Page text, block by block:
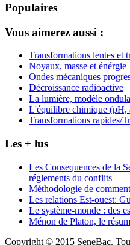
Populaires
Vous aimerez aussi :
Transformations lentes et
Noyaux, masse et énérgie
Ondes mécaniques
Décroissance radioactive
La lumière, modèle
L'équilibre chimique (pH,
Transformations rapides/
Les + lus
Les Consequences de la
réglements du conflits
Méthodologie de
Les relations Est-ouest:
Le système-monde : des
Ménon de Platon, le
Copyright © 2015 SeneBac.